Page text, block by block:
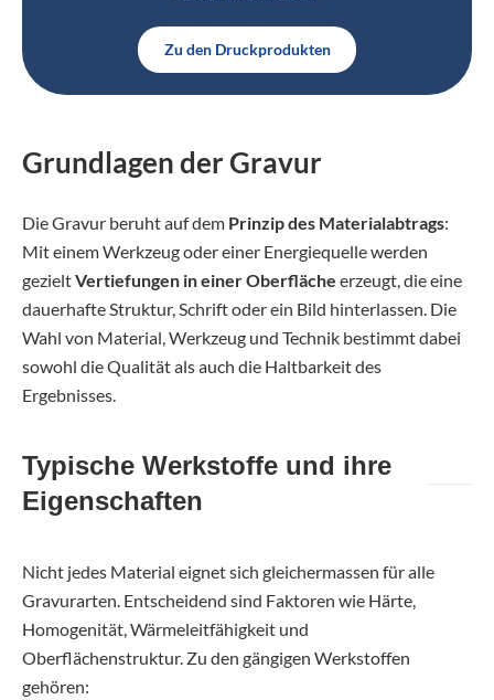
Zu den Druckprodukten
Grundlagen der Gravur
Die Gravur beruht auf dem Prinzip des Materialabtrags:
Mit einem Werkzeug oder einer Energiequelle werden
gezieltVertiefungen in einer Oberfläche erzeugt, die eine
dauerhafte Struktur, Schrift oder ein Bild hinterlassen. Die
Wahl von Material, Werkzeug und Technik bestimmt dabei
sowohl die Qualität als auch die Haltbarkeit des
Ergebnisses.
Typische Werkstoffe und ihre
Eigenschaften
Nicht jedes Material eignet sich gleichermassen für alle
Gravurarten. Entscheidend sind Faktoren wie Härte,
Homogenität, Wärmeleitfähigkeit und
Oberflächenstruktur. Zu den gängigen Werkstoffen
gehören: